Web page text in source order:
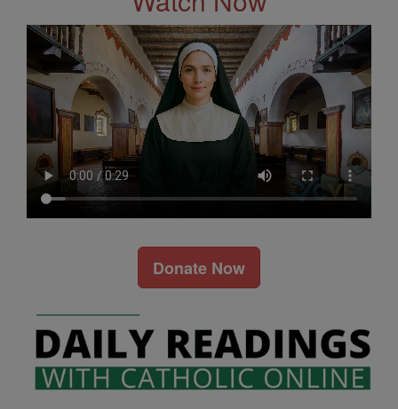
Donate Now